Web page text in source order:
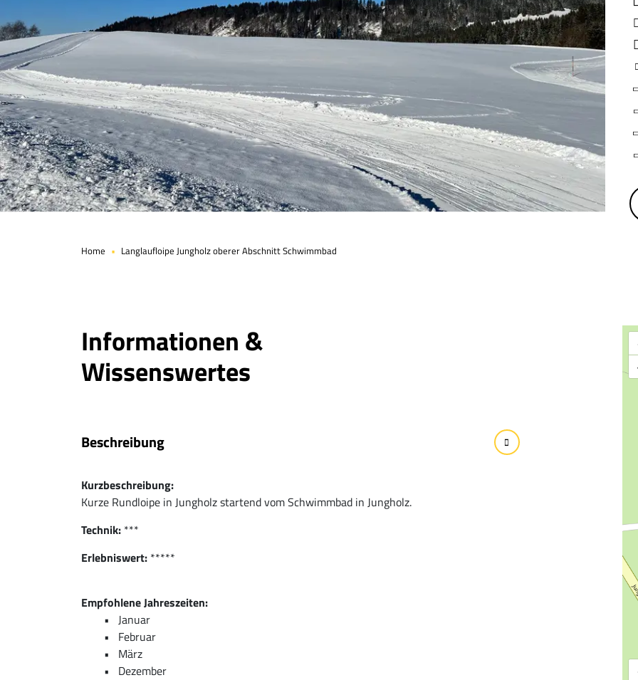
Home Langlaufloipe Jungholz oberer Abschnitt Schwimmbad
Informationen &
Wissenswertes
Beschreibung
Kurzbeschreibung:
Kurze Rundloipe in Jungholz startend vom Schwimmbad in Jungholz.
Technik: ***
Erlebniswert: *****
Empfohlene Jahreszeiten:
Januar
Februar
März
Dezember